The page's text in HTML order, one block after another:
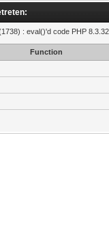
: eval()'d code PHP
Function